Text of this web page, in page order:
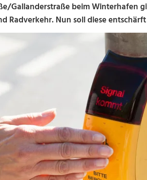
Gallanderstraße beim Winterhafen
Radverkehr. Nun soll diese